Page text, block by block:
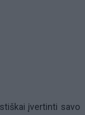
įvertinti savo